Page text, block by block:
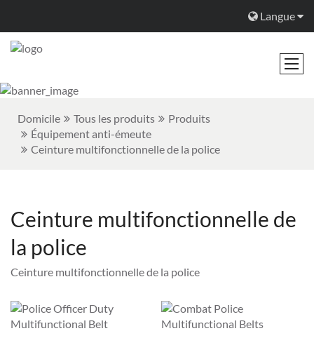
Langue
Domicile Tous les produits
Produits
Équipement anti-émeute
Ceinture multifonctionnelle de la police
Ceinture multifonctionnelle de
la police
Ceinture multifonctionnelle de la police